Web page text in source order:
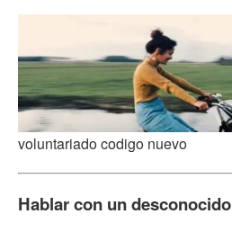
voluntariado codigo nuevo
Hablar con un desconocido